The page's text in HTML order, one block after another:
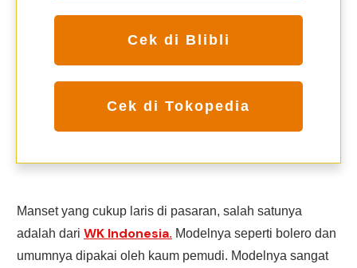
Cek di Blibli
Cek di Tokopedia
Manset yang cukup laris di pasaran, salah satunya
adalah dari WK Indonesia. Modelnya seperti bolero dan
umumnya dipakai oleh kaum pemudi. Modelnya sangat